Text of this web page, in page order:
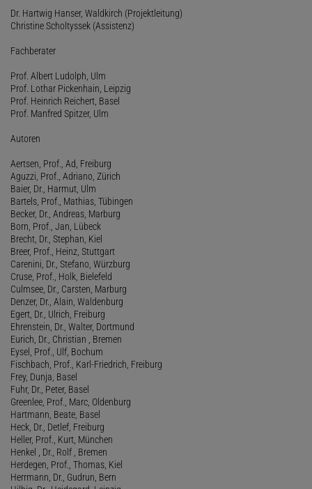
Dr. Hartwig Hanser, Waldkirch (Projektleitung)
Christine Scholtyssek (Assistenz)
Fachberater
Prof. Albert Ludolph, Ulm
Prof. Lothar Pickenhain, Leipzig
Prof. Heinrich Reichert, Basel
Prof. Manfred Spitzer, Ulm
Autoren
Aertsen, Prof., Ad, Freiburg
Aguzzi, Prof., Adriano, Zürich
Baier, Dr., Harmut, Ulm
Bartels, Prof., Mathias, Tübingen
Becker, Dr., Andreas, Marburg
Born, Prof., Jan, Lübeck
Brecht, Dr., Stephan, Kiel
Breer, Prof., Heinz, Stuttgart
Carenini, Dr., Stefano, Würzburg
Cruse, Prof., Holk, Bielefeld
Culmsee, Dr., Carsten, Marburg
Denzer, Dr., Alain, Waldenburg
Egert, Dr., Ulrich, Freiburg
Ehrenstein, Dr., Walter, Dortmund
Eurich, Dr., Christian , Bremen
Eysel, Prof., Ulf, Bochum
Fischbach, Prof., Karl-Friedrich, Freiburg
Frey, Dunja, Basel
Fuhr, Dr., Peter, Basel
Greenlee, Prof., Marc, Oldenburg
Hartmann, Beate, Basel
Heck, Dr., Detlef, Freiburg
Heller, Prof., Kurt, München
Henkel , Dr., Rolf , Bremen
Herdegen, Prof., Thomas, Kiel
Herrmann, Dr., Gudrun, Bern